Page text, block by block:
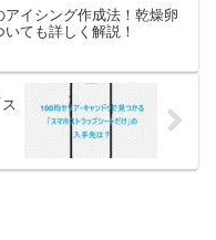
アイシング作成法！乾燥卵
ても詳しく解説！